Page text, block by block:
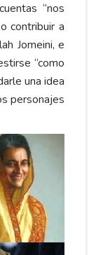
“nos
contribuir a
Jomeini, e
“como
una idea
personajes